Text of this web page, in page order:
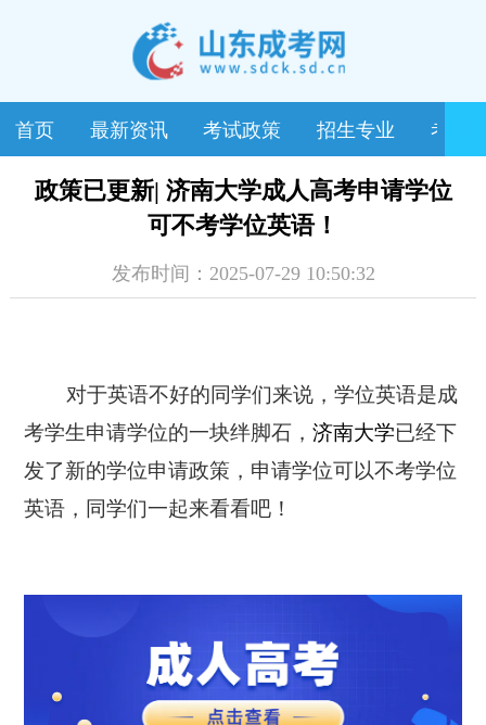
首页 最新资讯 考试政策 招生专业 考试
政策已更新| 济南大学成人高考申请学位
可不考学位英语！
发布时间：2025-07-29 10:50:32
对于英语不好的同学们来说，学位英语是成
考学生申请学位的一块绊脚石，济南大学已经下
发了新的学位申请政策，申请学位可以不考学位
英语，同学们一起来看看吧！